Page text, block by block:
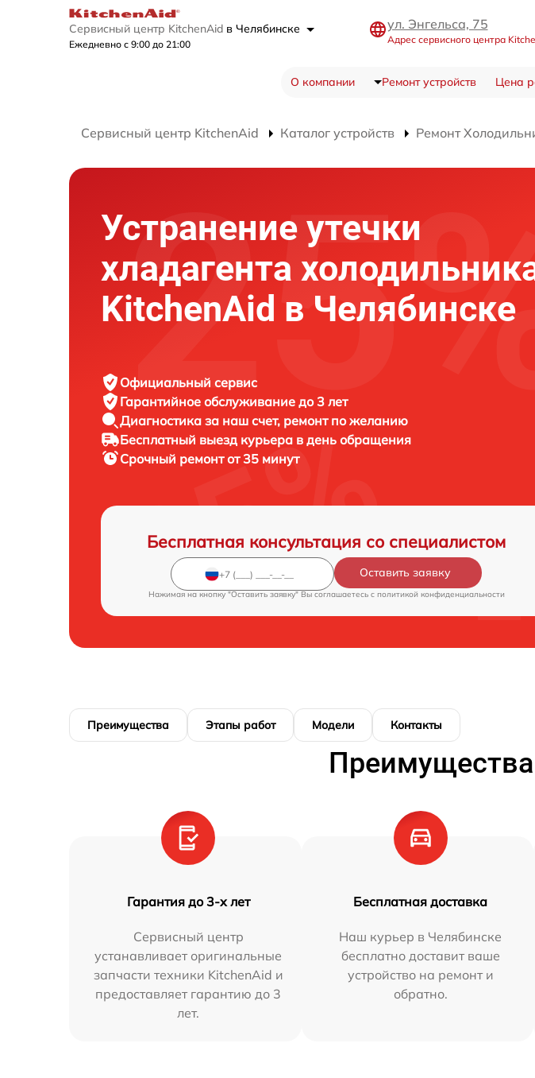
Сервисный центр KitchenAid в Челябинске
Ежедневно с 9:00 до 21:00
ул. Энгельса, 75
Адрес сервисного центра
О компании Ремонт устройств Цена
Сервисный центр KitchenAid Каталог устройств Ремонт
Устранение утечки
хладагента
KitchenAid в Челябинске
Официальный сервис
Гарантийное обслуживание до 3 лет
Диагностика за наш счет, ремонт по желанию
Бесплатный выезд курьера в день обращения
Срочный ремонтот 35 минут
Бесплатная консультация со специалистом
Оставить заявку
Нажимая на кнопку "Оставить заявку" Вы соглашаетесь c политикой конфиденциальности
Преимущества Этапы работ Модели Контакты
Гарантия до 3-х лет
Сервисный центр
устанавливает оригинальные
запчасти техники KitchenAid и
предоставляет гарантию до 3
лет.
Бесплатная доставка
Наш курьер в Челябинске
бесплатно доставит ваше
устройство на ремонт и
обратно.